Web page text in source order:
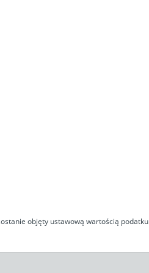
objęty ustawową wartością podatku